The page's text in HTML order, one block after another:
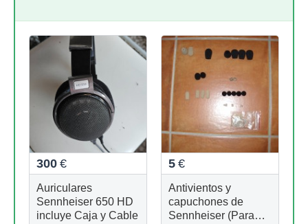
300 €
Auriculares
Sennheiser 650 HD
incluye Caja y Cable
5 €
Antivientos y
capuchones de
Sennheiser (Para